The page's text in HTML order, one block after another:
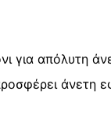
για απόλυτη
άνετη